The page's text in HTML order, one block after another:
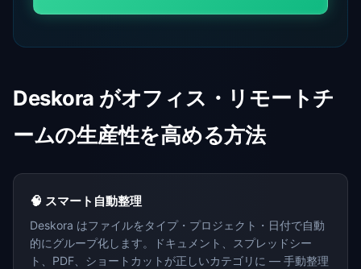
Deskora がオフィス・リモートチ
ームの生産性を高める方法
🧠 スマート自動整理
Deskora はファイルをタイプ・プロジェクト・日付で自動
的にグループ化します。ドキュメント、スプレッドシー
ト、PDF、ショートカットが正しいカテゴリに — 手動整理